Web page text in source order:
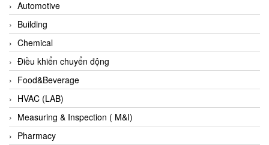
Eurovent
Evoqua
EXAIR
Exergen
Exide Technologies Vietnam
EXOR
FAIRCHILD
FANUC
Automotive
Building
Chemical
Điều khiển chuyển động
Food&Beverage
HVAC (LAB)
Measuring & Inspection ( M&I)
Pharmacy